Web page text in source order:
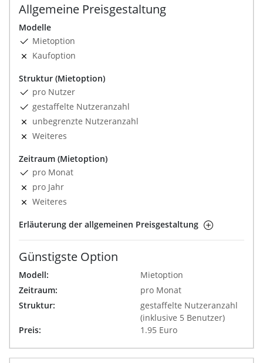
Allgemeine Preisgestaltung
Modelle
Mietoption
Kaufoption
Struktur (Mietoption)
pro Nutzer
gestaffelte Nutzeranzahl
unbegrenzte Nutzeranzahl
Weiteres
Zeitraum (Mietoption)
pro Monat
pro Jahr
Weiteres
Erläuterung der allgemeinen Preisgestaltung
Günstigste Option
Modell:
Mietoption
Zeitraum:
pro Monat
Struktur:
gestaffelte Nutzeranzahl
(inklusive 5 Benutzer)
Preis:
1.95 Euro